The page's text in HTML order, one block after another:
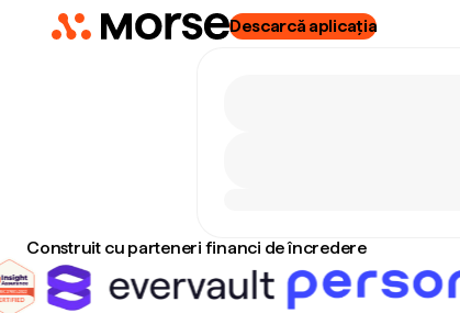
Descarcă aplicația
Construit cu parteneri financi de încredere